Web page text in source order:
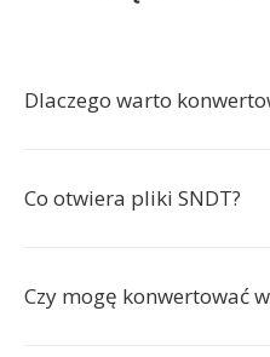
Dlaczego warto
Co otwiera pliki SNDT?
Czy mogę konwertować